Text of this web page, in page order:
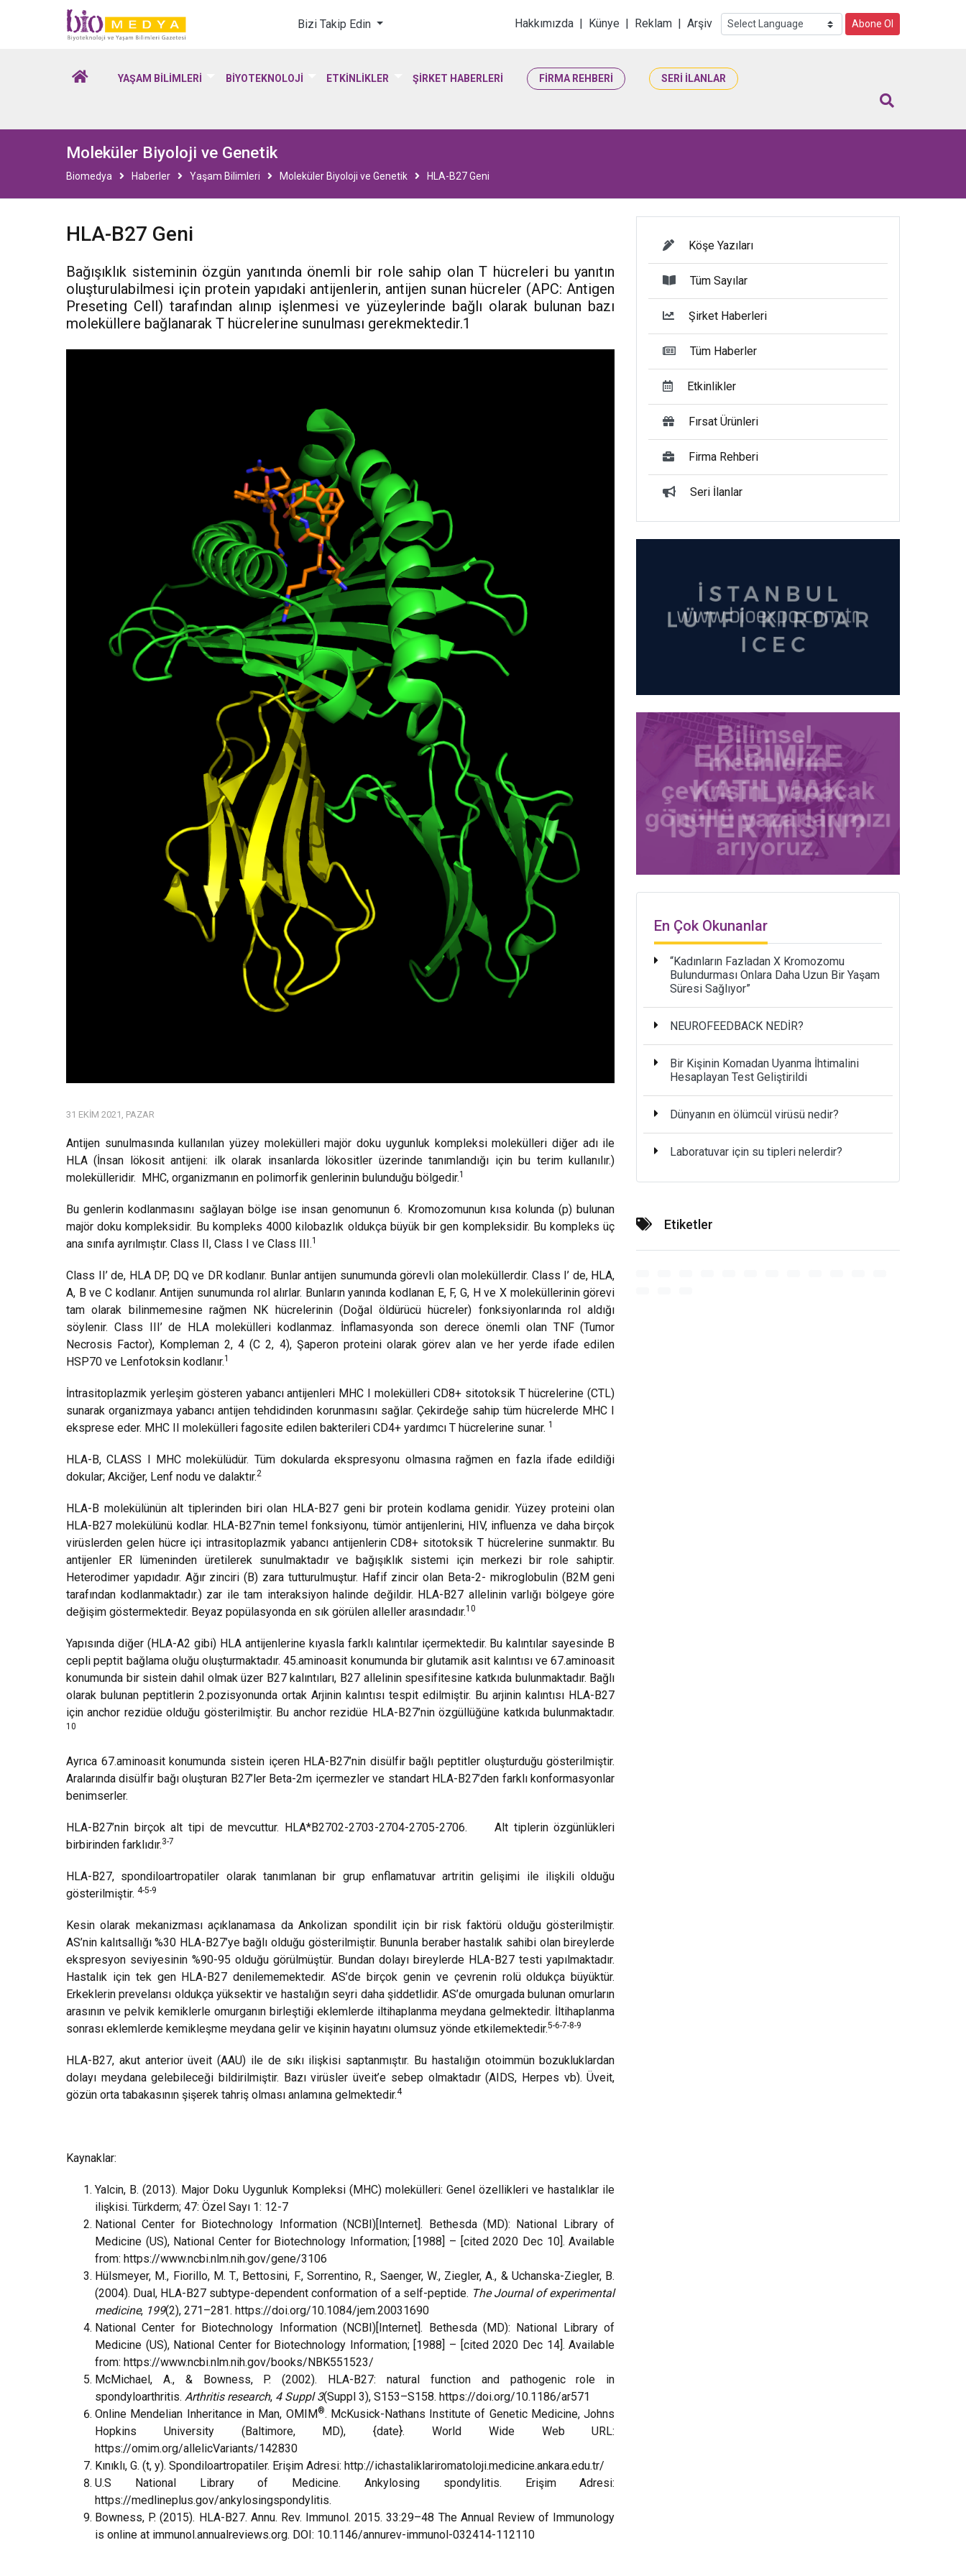
Biomedya - Biyoteknoloji & Yaşam Bilimleri
Bizi Takip Edin Hakkımızda | Künye | Reklam | Arşiv Abone Ol
YAŞAM BİLİMLERİ BİYOTEKNOLOJİ ETKİNLİKLER ŞİRKET HABERLERİ FİRMA REHBERİ SERİ İLANLAR
Moleküler Biyoloji ve Genetik
Biomedya Haberler Yaşam Bilimleri Moleküler Biyoloji ve Genetik HLA-B27 Geni
HLA-B27 Geni
Bağışıklık sisteminin özgün yanıtında önemli bir role sahip olan T hücreleri bu yanıtın
oluşturulabilmesi için protein yapıdaki antijenlerin, antijen sunan hücreler (APC: Antigen
Preseting Cell) tarafından alınıp işlenmesi ve yüzeylerinde bağlı olarak bulunan bazı
moleküllere bağlanarak T hücrelerine sunulması gerekmektedir.1
31 EKIM 2021, PAZAR
Antijen sunulmasında kullanılan yüzey molekülleri majör doku uygunluk kompleksi molekülleri diğer adı ile
HLA (İnsan lökosit antijeni: ilk olarak insanlarda lökositler üzerinde tanımlandığı için bu terim kullanılır.)
molekülleridir. MHC, organizmanın en polimorfik genlerinin bulunduğu bölgedir.1
Bu genlerin kodlanmasını sağlayan bölge ise insan genomunun 6. Kromozomunun kısa kolunda (p) bulunan
majör doku kompleksidir. Bu kompleks 4000 kilobazlık oldukça büyük bir gen kompleksidir. Bu kompleks üç
ana sınıfa ayrılmıştır. Class II, Class I ve Class III.1
Class II’ de, HLA DP, DQ ve DR kodlanır. Bunlar antijen sunumunda görevli olan moleküllerdir. Class I’ de, HLA,
A, B ve C kodlanır. Antijen sunumunda rol alırlar. Bunların yanında kodlanan E, F, G, H ve X moleküllerinin görevi
tam olarak bilinmemesine rağmen NK hücrelerinin (Doğal öldürücü hücreler) fonksiyonlarında rol aldığı
söylenir. Class III’ de HLA molekülleri kodlanmaz. İnflamasyonda son derece önemli olan TNF (Tumor
Necrosis Factor), Kompleman 2, 4 (C 2, 4), Şaperon proteini olarak görev alan ve her yerde ifade edilen
HSP70 ve Lenfotoksin kodlanır.1
İntrasitoplazmik yerleşim gösteren yabancı antijenleri MHC I molekülleri CD8+ sitotoksik T hücrelerine (CTL)
sunarak organizmaya yabancı antijen tehdidinden korunmasını sağlar. Çekirdeğe sahip tüm hücrelerde MHC I
eksprese eder. MHC II molekülleri fagosite edilen bakterileri CD4+ yardımcı T hücrelerine sunar. 1
HLA-B, CLASS I MHC molekülüdür. Tüm dokularda ekspresyonu olmasına rağmen en fazla ifade edildiği
dokular; Akciğer, Lenf nodu ve dalaktır.2
HLA-B molekülünün alt tiplerinden biri olan HLA-B27 geni bir protein kodlama genidir. Yüzey proteini olan
HLA-B27 molekülünü kodlar. HLA-B27’nin temel fonksiyonu, tümör antijenlerini, HIV, influenza ve daha birçok
virüslerden gelen hücre içi intrasitoplazmik yabancı antijenlerin CD8+ sitotoksik T hücrelerine sunmaktır. Bu
antijenler ER lümeninden üretilerek sunulmaktadır ve bağışıklık sistemi için merkezi bir role sahiptir.
Heterodimer yapıdadır. Ağır zinciri (B) zara tutturulmuştur. Hafif zincir olan Beta-2- mikroglobulin (B2M geni
tarafından kodlanmaktadır.) zar ile tam interaksiyon halinde değildir. HLA-B27 allelinin varlığı bölgeye göre
değişim göstermektedir. Beyaz popülasyonda en sık görülen alleller arasındadır.10
Yapısında diğer (HLA-A2 gibi) HLA antijenlerine kıyasla farklı kalıntılar içermektedir. Bu kalıntılar sayesinde B
cepli peptit bağlama oluğu oluşturmaktadır. 45.aminoasit konumunda bir glutamik asit kalıntısı ve 67.aminoasit
konumunda bir sistein dahil olmak üzer B27 kalıntıları, B27 allelinin spesifitesine katkıda bulunmaktadır. Bağlı
olarak bulunan peptitlerin 2.pozisyonunda ortak Arjinin kalıntısı tespit edilmiştir. Bu arjinin kalıntısı HLA-B27
için anchor rezidüe olduğu gösterilmiştir. Bu anchor rezidüe HLA-B27’nin özgüllüğüne katkıda bulunmaktadır.
10
Ayrıca 67.aminoasit konumunda sistein içeren HLA-B27’nin disülfir bağlı peptitler oluşturduğu gösterilmiştir.
Aralarında disülfir bağı oluşturan B27’ler Beta-2m içermezler ve standart HLA-B27’den farklı konformasyonlar
benimserler.
HLA-B27’nin birçok alt tipi de mevcuttur. HLA*B2702-2703-2704-2705-2706.
Alt tiplerin özgünlükleri
birbirinden farklıdır.3-7
HLA-B27, spondiloartropatiler olarak tanımlanan bir grup enflamatuvar artritin gelişimi ile ilişkili olduğu
gösterilmiştir. 4-5-9
Kesin olarak mekanizması açıklanamasa da Ankolizan spondilit için bir risk faktörü olduğu gösterilmiştir.
AS’nin kalıtsallığı %30 HLA-B27’ye bağlı olduğu gösterilmiştir. Bununla beraber hastalık sahibi olan bireylerde
ekspresyon seviyesinin %90-95 olduğu görülmüştür. Bundan dolayı bireylerde HLA-B27 testi yapılmaktadır.
Hastalık için tek gen HLA-B27 denilememektedir. AS’de birçok genin ve çevrenin rolü oldukça büyüktür.
Erkeklerin prevelansı oldukça yüksektir ve hastalığın seyri daha şiddetlidir. AS’de omurgada bulunan omurların
arasının ve pelvik kemiklerle omurganın birleştiği eklemlerde iltihaplanma meydana gelmektedir. İltihaplanma
sonrası eklemlerde kemikleşme meydana gelir ve kişinin hayatını olumsuz yönde etkilemektedir.5-6-7-8-9
HLA-B27, akut anterior üveit (AAU) ile de sıkı ilişkisi saptanmıştır. Bu hastalığın otoimmün bozukluklardan
dolayı meydana gelebileceği bildirilmiştir. Bazı virüsler üveit’e sebep olmaktadır (AIDS, Herpes vb). Üveit,
gözün orta tabakasının şişerek tahriş olması anlamına gelmektedir.4
Kaynaklar:
Yalcin, B. (2013). Major Doku Uygunluk Kompleksi (MHC) molekülleri: Genel özellikleri ve hastalıklar ile
ilişkisi. Türkderm; 47: Özel Sayı 1: 12-7
National Center for Biotechnology Information (NCBI)[Internet]. Bethesda (MD): National Library of
Medicine (US), National Center for Biotechnology Information; [1988] – [cited 2020 Dec 10]. Available
from: https://www.ncbi.nlm.nih.gov/gene/3106
Hülsmeyer, M., Fiorillo, M. T., Bettosini, F., Sorrentino, R., Saenger, W., Ziegler, A., & Uchanska-Ziegler, B.
(2004). Dual, HLA-B27 subtype-dependent conformation of a self-peptide. The Journal of experimental
medicine, 199(2), 271–281. https://doi.org/10.1084/jem.20031690
National Center for Biotechnology Information (NCBI)[Internet]. Bethesda (MD): National Library of
Medicine (US), National Center for Biotechnology Information; [1988] – [cited 2020 Dec 14]. Available
from: https://www.ncbi.nlm.nih.gov/books/NBK551523/
McMichael, A., & Bowness, P. (2002). HLA-B27: natural function and pathogenic role in
spondyloarthritis. Arthritis research, 4 Suppl 3(Suppl 3), S153–S158. https://doi.org/10.1186/ar571
Online Mendelian Inheritance in Man, OMIM®. McKusick-Nathans Institute of Genetic Medicine, Johns
Hopkins University (Baltimore, MD), {date}. World Wide Web URL:
https://omim.org/allelicVariants/142830
Kınıklı, G. (t, y). Spondiloartropatiler. Erişim Adresi: http://ichastaliklariromatoloji.medicine.ankara.edu.tr/
U.S National Library of Medicine. Ankylosing spondylitis. Erişim Adresi:
https://medlineplus.gov/ankylosingspondylitis.
Bowness, P. (2015). HLA-B27. Annu. Rev. Immunol. 2015. 33:29–48 The Annual Review of Immunology
is online at immunol.annualreviews.org. DOI: 10.1146/annurev-immunol-032414-112110
Köşe Yazıları
Tüm Sayılar
Şirket Haberleri
Tüm Haberler
Etkinlikler
Fırsat Ürünleri
Firma Rehberi
Seri İlanlar
En Çok Okunanlar
“Kadınların Fazladan X Kromozomu
Bulundurması Onlara Daha Uzun Bir Yaşam
Süresi Sağlıyor”
NEUROFEEDBACK NEDİR?
Bir Kişinin Komadan Uyanma İhtimalini
Hesaplayan Test Geliştirildi
Dünyanın en ölümcül virüsü nedir?
Laboratuvar için su tipleri nelerdir?
Etiketler